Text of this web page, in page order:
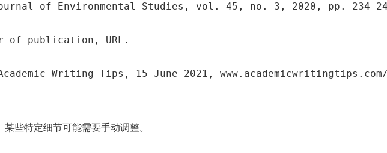
of Environmental Studies, vol. 45, no. 3, 2020, pp. 234-
of publication, URL.
Writing Tips, 15 June 2021,
些特定细节可能需要手动调整。